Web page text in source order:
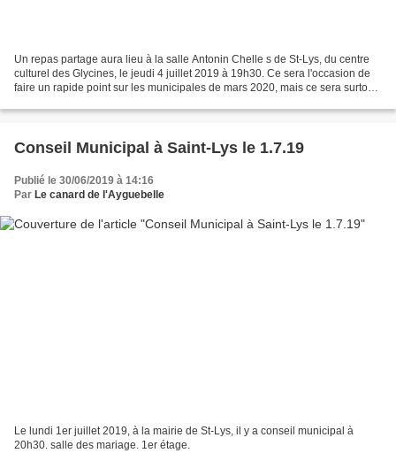
Un repas partage aura lieu à la salle Antonin Chelle s de St-Lys, du centre
culturel des Glycines, le jeudi 4 juillet 2019 à 19h30. Ce sera l'occasion de
faire un rapide point sur les municipales de mars 2020, mais ce sera surtout
Conseil Municipal à Saint-Lys le 1.7.19
Publié le 30/06/2019 à 14:16
Par Le canard de l'Ayguebelle
Le lundi 1er juillet 2019, à la mairie de St-Lys, il y a conseil municipal à
20h30. salle des mariage. 1er étage.